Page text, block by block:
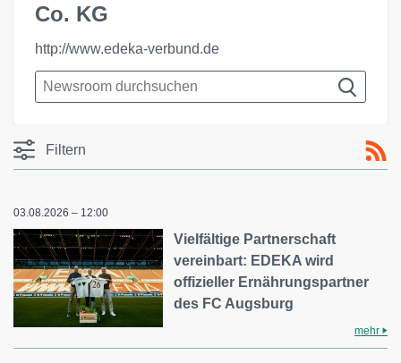
Co. KG
http://www.edeka-verbund.de
Filtern
03.08.2026 – 12:00
Vielfältige Partnerschaft
vereinbart: EDEKA wird
offizieller Ernährungspartner
des FC Augsburg
mehr